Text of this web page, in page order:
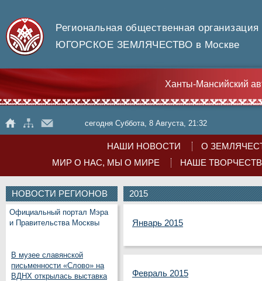
Региональная общественная организация
ЮГОРСКОЕ ЗЕМЛЯЧЕСТВО в Москве
Ханты-Мансийский
сегодня Суббота, 8 Августа, 21:32
НАШИ НОВОСТИ
О
МИР О НАС, МЫ О МИРЕ
НАШЕ
НОВОСТИ РЕГИОНОВ
Официальный портал Мэра
и Правительства Москвы
В музее славянской
письменности «Слово» на
ВДНХ открылась выставка
2015
Январь 2015
Февраль 2015